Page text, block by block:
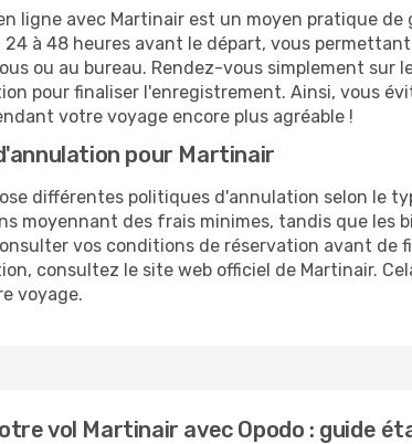
ligne avec Martinair est un moyen pratique
24 à 48 heures avant le départ, vous
ou au bureau. Rendez-vous simplement
pour finaliser l'enregistrement. Ainsi, vous
votre voyage encore plus agréable !
pour Martinair
différentes politiques d'annulation selon le
moyennant des frais minimes, tandis que
vos conditions de réservation avant
consultez le site web officiel de Martinair.
voyage.
vol Martinair avec Opodo : guide